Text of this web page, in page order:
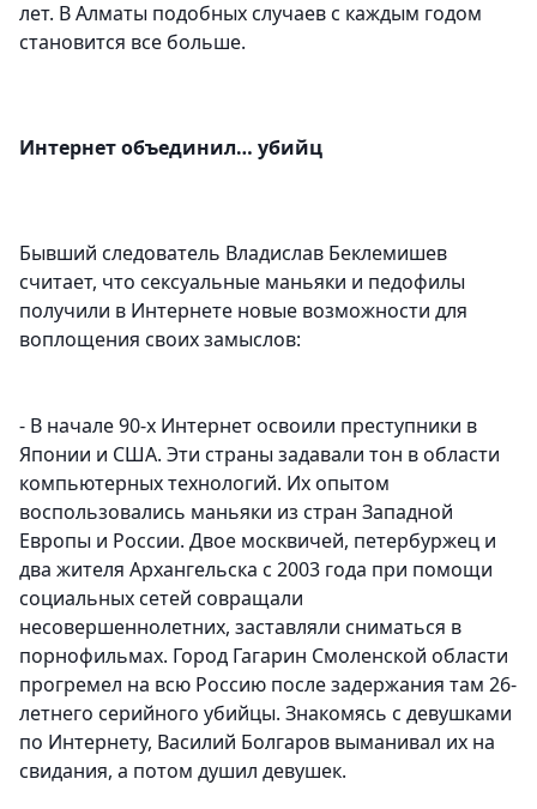
лет. В Алматы подобных случаев с каждым годом
становится все больше.
Интернет объединил… убийц
Бывший следователь Владислав Беклемишев
считает, что сексуальные маньяки и педофилы
получили в Интернете новые возможности для
воплощения своих замыслов:
- В начале 90-х Интернет освоили преступники в
Японии и США. Эти страны задавали тон в области
компьютерных технологий. Их опытом
воспользовались маньяки из стран Западной
Европы и России. Двое москвичей, петербуржец и
два жителя Архангельска с 2003 года при помощи
социальных сетей совращали
несовершеннолетних, заставляли сниматься в
порнофильмах. Город Гагарин Смоленской области
прогремел на всю Россию после задержания там 26-
летнего серийного убийцы. Знакомясь с девушками
по Интернету, Василий Болгаров выманивал их на
свидания, а потом душил девушек.